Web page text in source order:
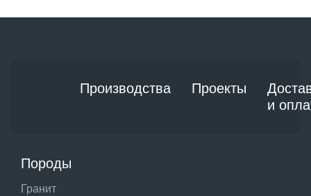
Производства Проекты
и
Породы
Гранит